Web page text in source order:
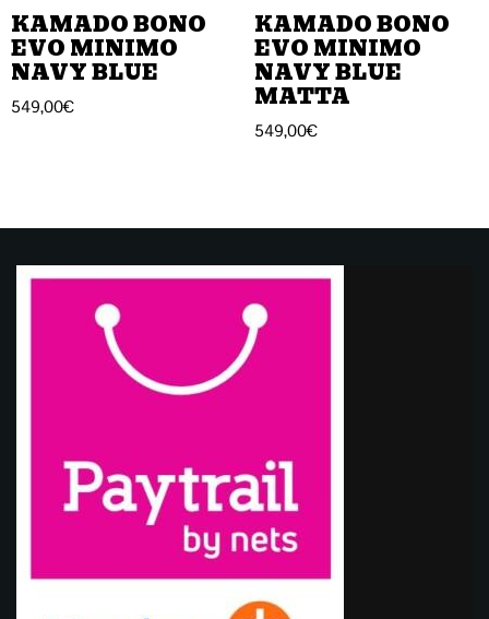
KAMADO BONO
EVO MINIMO
NAVY BLUE
549,00€
KAMADO BONO
EVO MINIMO
NAVY BLUE
MATTA
549,00€